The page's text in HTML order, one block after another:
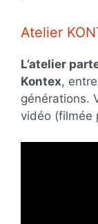
Atelier
L’atelier
Kontex,
générations.
vidéo (filmée